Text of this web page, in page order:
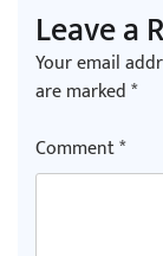
Leave a
Your email
are marked*
Comment*